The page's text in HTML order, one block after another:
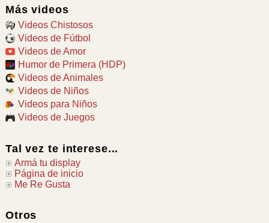
Más videos
Videos Chistosos
Videos de Fútbol
Videos de Amor
Humor de Primera (HDP)
Videos de Animales
Videos de Niños
Videos para Niños
Videos de Juegos
Tal vez te interese...
Armá tu display
Página de inicio
Me Re Gusta
Otros